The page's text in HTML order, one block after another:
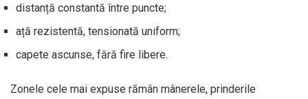
distanță constantă între puncte;
ață rezistentă, tensionată uniform;
capete ascunse, fără fire libere.
Zonele cele mai expuse rămân mânerele, prinderile